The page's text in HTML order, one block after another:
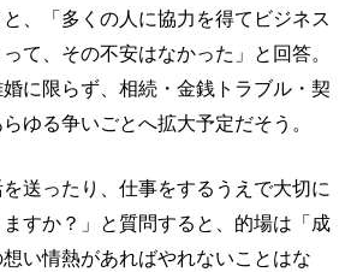
、「多くの人に協力を得てビジネス
て、その不安はなかった」と回答。
に限らず、相続・金銭トラブル・契
ゆる争いごとへ拡大予定だそう。
送ったり、仕事をするうえで大切に
すか？」と質問すると、的場は「成
い情熱があればやれないことはな